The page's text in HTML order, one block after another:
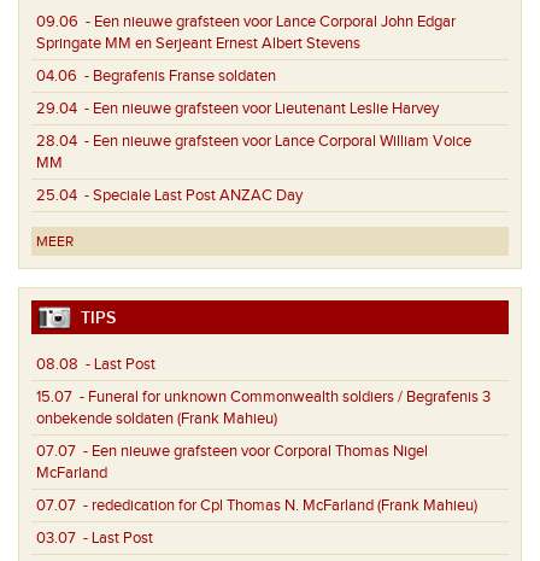
09.06 - Een nieuwe grafsteen voor Lance Corporal John Edgar
Springate MM en Serjeant Ernest Albert Stevens
04.06 - Begrafenis Franse soldaten
29.04 - Een nieuwe grafsteen voor Lieutenant Leslie Harvey
28.04 - Een nieuwe grafsteen voor Lance Corporal William Voice
MM
25.04 - Speciale Last Post ANZAC Day
MEER
TIPS
08.08 - Last Post
15.07 - Funeral for unknown Commonwealth soldiers / Begrafenis 3
onbekende soldaten (Frank Mahieu)
07.07 - Een nieuwe grafsteen voor Corporal Thomas Nigel
McFarland
07.07 - rededication for Cpl Thomas N. McFarland (Frank Mahieu)
03.07 - Last Post